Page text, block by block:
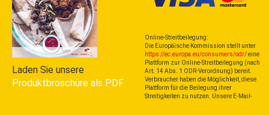
Laden Sie unsere
Produktbroschüre als PDF
Online-Streitbeilegung:
Die Europäische Kommission stellt unter
https://ec.europa.eu/consumers/odr/eine
Plattform zur Online-Streitbeilegung (nach
Art. 14 Abs. 1 ODR-Verordnung) bereit.
Verbraucher haben die Möglichkeit, diese
Plattform für die Beilegung ihrer
Streitigkeiten zu nutzen. Unsere E-Mail-